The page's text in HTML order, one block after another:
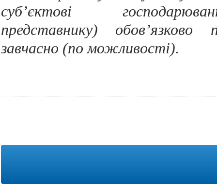
суб’єктові
представнику) обов’язково
завчасно (по можливості).